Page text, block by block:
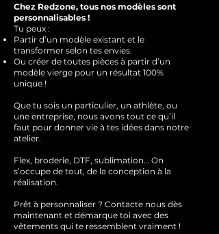
Chez Redzone, tous nos modèles sont
personnalisables !
Tu peux :
Partir d’un modèle existant et le
transformer selon tes envies.
Ou créer de toutes pièces à partir d’un
modèle vierge pour un résultat 100%
unique !
Que tu sois un particulier, un athlète, ou
une entreprise, nous avons tout ce qu’il
faut pour donner vie à tes idées dans notre
atelier.
Flex, broderie, DTF, sublimation… On
s’occupe de tout, de la conception à la
réalisation.
Prêt à personnaliser ? Contacte nous dès
maintenant et démarque toi avec des
vêtements qui te ressemblent vraiment !